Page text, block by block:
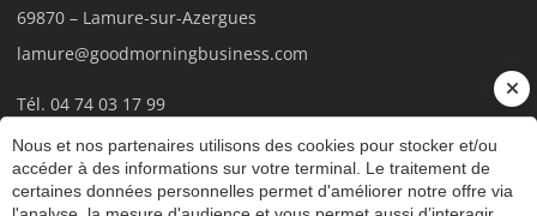
69870 – Lamure-sur-Azergues
lamure@goodmorningbusiness.com
Tél.04 74 03 17 99
Nous et nos partenaires utilisons des cookies pour stocker et/ou
accéder à des informations sur votre terminal. Le traitement de
certaines données personnelles permet d'améliorer notre offre via